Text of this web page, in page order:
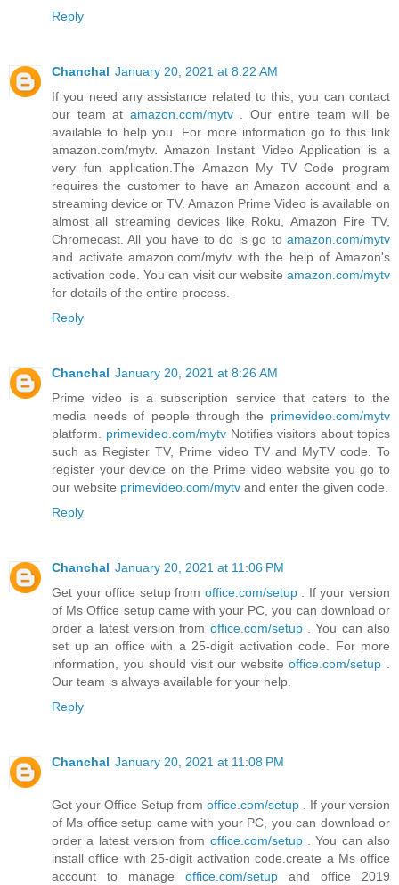
Reply
Chanchal January 20, 2021 at 8:22 AM
If you need any assistance related to this, you can contact
our team at amazon.com/mytv. Our entire team will be
available to help you. For more information go to this link
amazon.com/mytv. Amazon Instant Video Application is a
very fun application.The Amazon My TV Code program
requires the customer to have an Amazon account and a
streaming device or TV. Amazon Prime Video is available on
almost all streaming devices like Roku, Amazon Fire TV,
Chromecast. All you have to do is go to amazon.com/mytv
and activate amazon.com/mytv with the help of Amazon's
activation code. You can visit our website amazon.com/mytv
for details of the entire process.
Reply
Chanchal January 20, 2021 at 8:26 AM
Prime video is a subscription service that caters to the
media needs of people through the primevideo.com/mytv
platform. primevideo.com/mytv Notifies visitors about topics
such as Register TV, Prime video TV and MyTV code. To
register your device on the Prime video website you go to
our website primevideo.com/mytv and enter the given code.
Reply
Chanchal January 20, 2021 at 11:06 PM
Get your office setup from office.com/setup. If your version
of Ms Office setup came with your PC, you can download or
order a latest version from office.com/setup. You can also
set up an office with a 25-digit activation code. For more
information, you should visit our websiteoffice.com/setup .
Our team is always available for your help.
Reply
Chanchal January 20, 2021 at 11:08 PM
Get your Office Setup from office.com/setup . If your version
of Ms office setup came with your PC, you can download or
order a latest version from office.com/setup. You can also
install office with 25-digit activation code.create a Ms office
account to manage office.com/setup and office 2019